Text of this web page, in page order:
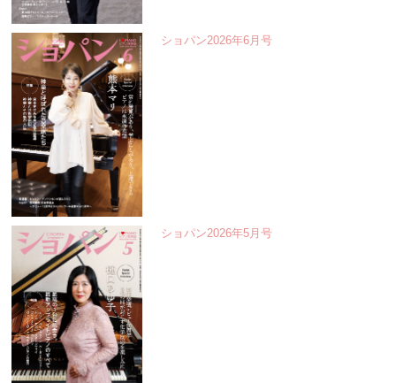
ショパン2026年6月号
ショパン2026年5月号